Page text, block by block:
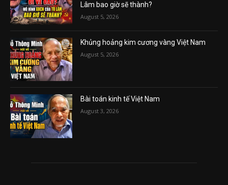
Lâm bao giờ sẽ thành?
August 5, 2026
Khủng hoảng kim cương vàng Việt Nam
August 5, 2026
Bài toán kinh tế Việt Nam
August 3, 2026